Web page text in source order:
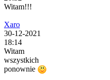
Witam!!!
Xaro
30-12-2021
18:14
Witam
wszystkich
ponownie